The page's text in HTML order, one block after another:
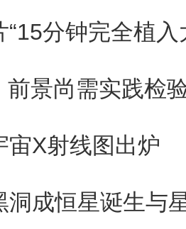
概念。
水平。但新研
量子光学方法
景尚需实践检
宙X射线图出炉